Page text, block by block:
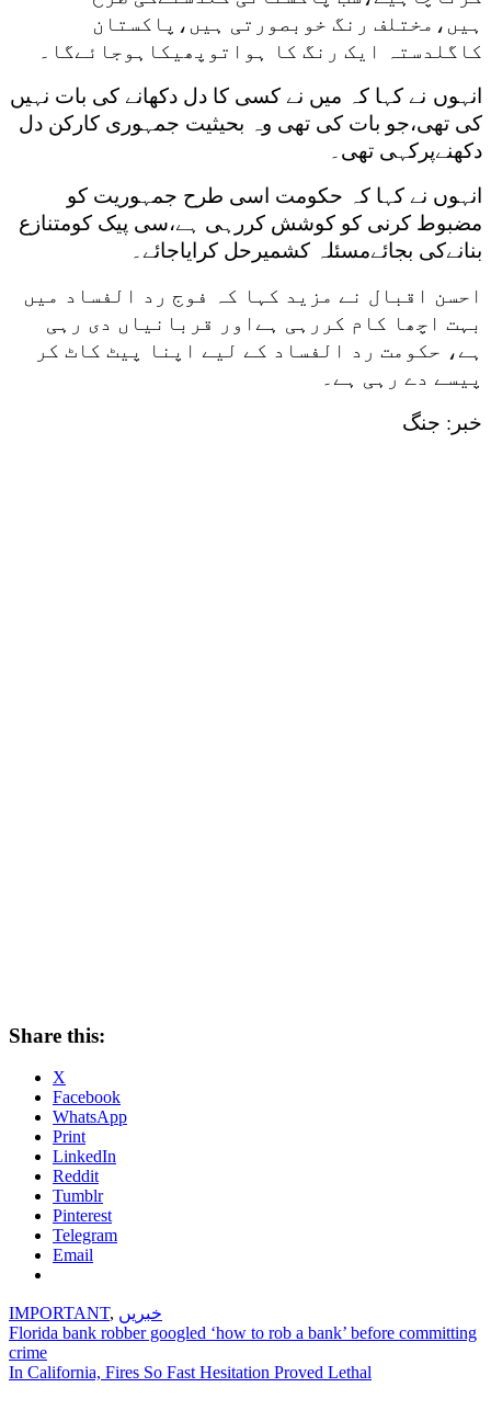
ہیں،مختلف رنگ خوبصورتی ہیں،پاکستان
کاگلدستہ ایک رنگ کا ہواتوپھیکاہوجائےگا۔
انہوں نے کہا کہ میں نے کسی کا دل دکھانے کی بات نہیں
کی تھی،جو بات کی تھی وہ بحیثیت جمہوری کارکن دل
دکھنےپرکہی تھی۔
انہوں نے کہا کہ حکومت اسی طرح جمہوریت کو
مضبوط کرنی کو کوشش کررہی ہے،سی پیک کومتنازع
بنانےکی بجائےمسئلہ کشمیرحل کرایاجائے۔
احسن اقبال نے مزید کہا کہ فوج رد الفساد میں
بہت اچھا کام کررہی ہےاور قربانیاں دی رہی
ہے، حکومت رد الفساد کے لیے اپنا پیٹ کاٹ کر
پیسے دے رہی ہے۔
خبر: جنگ
Share this:
X
Facebook
WhatsApp
Print
LinkedIn
Reddit
Tumblr
Pinterest
Telegram
Email
IMPORTANT, خبریں
Post
navigation
Florida bank robber googled ‘how to rob a bank’ before committing
crime
In California, Fires So Fast Hesitation Proved Lethal